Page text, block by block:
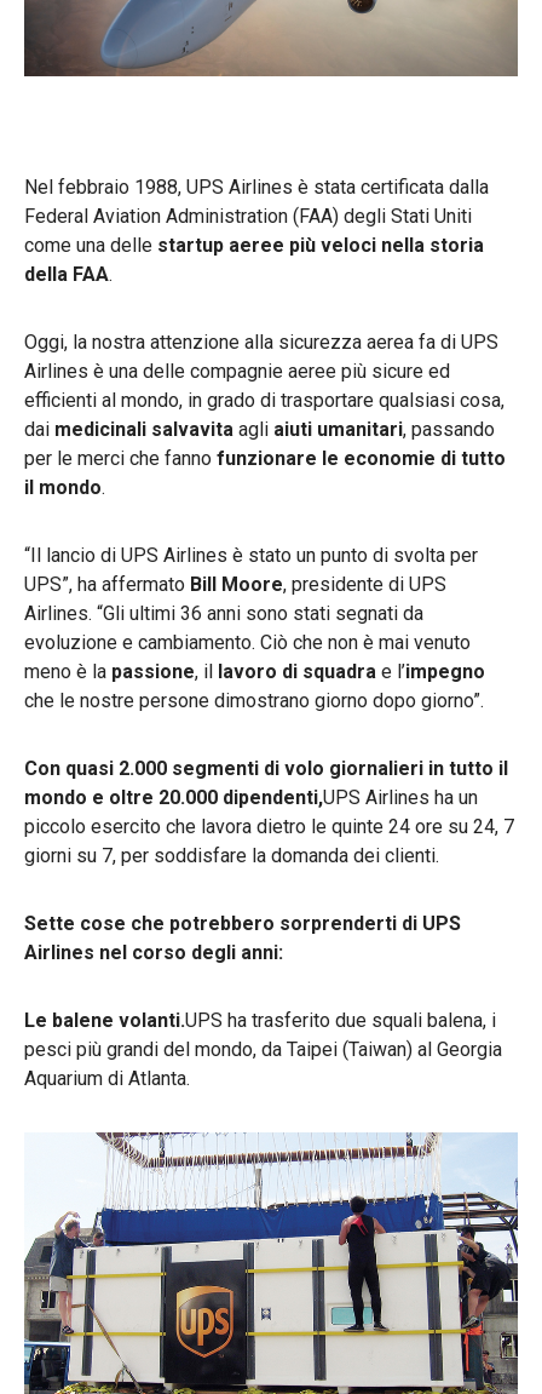
Nel febbraio 1988, UPS Airlines è stata certificata dalla
Federal Aviation Administration (FAA) degli Stati Uniti
come una delle startup aeree più veloci nella storia
della FAA.
Oggi, la nostra attenzione alla sicurezza aerea fa di UPS
Airlines è una delle compagnie aeree più sicure ed
efficienti al mondo, in grado di trasportare qualsiasi cosa,
dai medicinali salvavita agli aiuti umanitari, passando
per le merci che fanno funzionare le economie di tutto
il mondo.
“Il lancio di UPS Airlines è stato un punto di svolta per
UPS”, ha affermato Bill Moore, presidente di UPS
Airlines. “Gli ultimi 36 anni sono stati segnati da
evoluzione e cambiamento. Ciò che non è mai venuto
meno è la passione, il lavoro di squadra e l’impegno
che le nostre persone dimostrano giorno dopo giorno”.
Con quasi 2.000 segmenti di volo giornalieri in tutto il
mondo e oltre 20.000 dipendenti,UPS Airlines ha un
piccolo esercito che lavora dietro le quinte 24 ore su 24, 7
giorni su 7, per soddisfare la domanda dei clienti.
Sette cose che potrebbero sorprenderti di UPS
Airlines nel corso degli anni:
Le balene volanti.UPS ha trasferito due squali balena, i
pesci più grandi del mondo, da Taipei (Taiwan) al Georgia
Aquarium di Atlanta.